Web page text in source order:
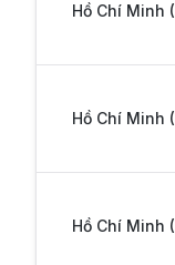
Hồ Chí Minh (
Hồ Chí Minh (
Hồ Chí Minh (